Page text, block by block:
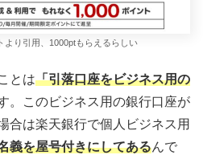
より引用、1000ptもらえるらしい
とは「引落口座をビジネス用の
。このビジネス用の銀行口座が
合は楽天銀行で個人ビジネス用
義を屋号付きにしてあるんで